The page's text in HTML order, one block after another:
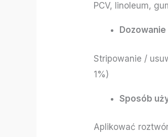
PCV, linoleum,
Dozowanie
Stripowanie /
1%)
Sposób
Aplikować